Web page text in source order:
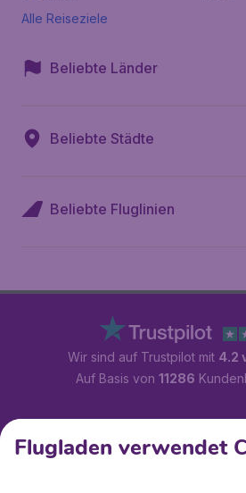
Alle Reiseziele
Beliebte Länder
Beliebte Städte
Beliebte Fluglinien
Wir sind auf Trustpilot mit 4.2
Auf Basis von 11286
Kundenservice
Flugladen verwendet